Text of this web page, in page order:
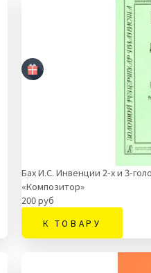
Бах И.С. Инвенции 2-х и 3-
«Композитор»
200 руб
К ТОВАРУ